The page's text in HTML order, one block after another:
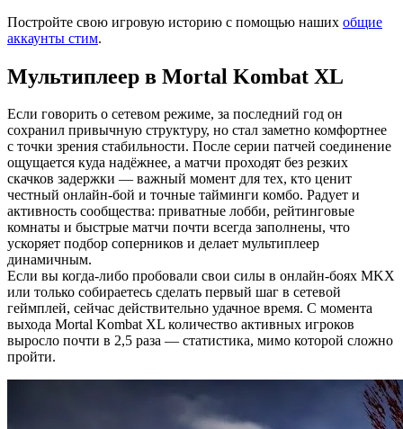
Постройте свою игровую историю с помощью наших общие
аккаунты стим.
Мультиплеер в Mortal Kombat XL
Если говорить о сетевом режиме, за последний год он
сохранил привычную структуру, но стал заметно комфортнее
с точки зрения стабильности. После серии патчей соединение
ощущается куда надёжнее, а матчи проходят без резких
скачков задержки — важный момент для тех, кто ценит
честный онлайн-бой и точные тайминги комбо. Радует и
активность сообщества: приватные лобби, рейтинговые
комнаты и быстрые матчи почти всегда заполнены, что
ускоряет подбор соперников и делает мультиплеер
динамичным.
Если вы когда-либо пробовали свои силы в онлайн-боях MKX
или только собираетесь сделать первый шаг в сетевой
геймплей, сейчас действительно удачное время. С момента
выхода Mortal Kombat XL количество активных игроков
выросло почти в 2,5 раза — статистика, мимо которой сложно
пройти.